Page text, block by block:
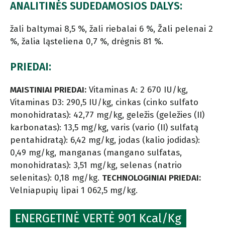
ANALITINĖS SUDEDAMOSIOS DALYS:
žali baltymai 8,5 %, žali riebalai 6 %, Žali pelenai 2
%, žalia ląsteliena 0,7 %, drėgnis 81 %.
PRIEDAI:
MAISTINIAI PRIEDAI: Vitaminas A: 2 670 IU/kg,
Vitaminas D3: 290,5 IU/kg, cinkas (cinko sulfato
monohidratas): 42,77 mg/kg, geležis (geležies (II)
karbonatas): 13,5 mg/kg, varis (vario (II) sulfatą
pentahidratą): 6,42 mg/kg, jodas (kalio jodidas):
0,49 mg/kg, manganas (mangano sulfatas,
monohidratas): 3,51 mg/kg, selenas (natrio
selenitas): 0,18 mg/kg. TECHNOLOGINIAI PRIEDAI:
Velniapupių lipai 1 062,5 mg/kg.
ENERGETINĖ VERTĖ 901 Kcal/Kg